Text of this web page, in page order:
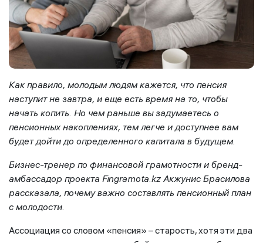
Как правило, молодым людям кажется, что пенсия
наступит не завтра, и еще есть время на то, чтобы
начать копить. Но чем раньше вы задумаетесь о
пенсионных накоплениях, тем легче и доступнее вам
будет дойти до определенного капитала в будущем.
Бизнес-тренер по финансовой грамотности и бренд-
амбассадор проекта Fingramota kz Акжунис Брасилова
рассказала, почему важно составлять пенсионный план
с молодости.
Ассоциация со словом «пенсия» – старость, хотя эти два